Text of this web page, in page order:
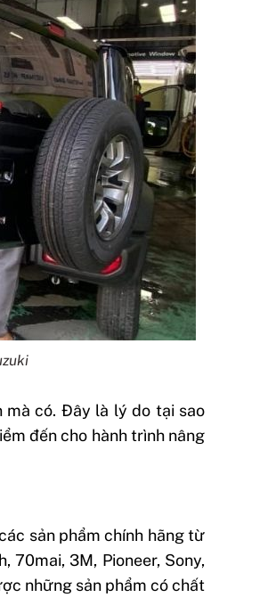
mà có. Đây là lý do tại sao
đến cho hành trình nâng
sản phẩm chính hãng từ
70mai, 3M, Pioneer, Sony,
những sản phẩm có chất